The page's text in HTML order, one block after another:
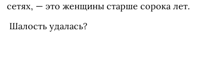
сетях, — это женщины старше сорока лет.
Шалость удалась?